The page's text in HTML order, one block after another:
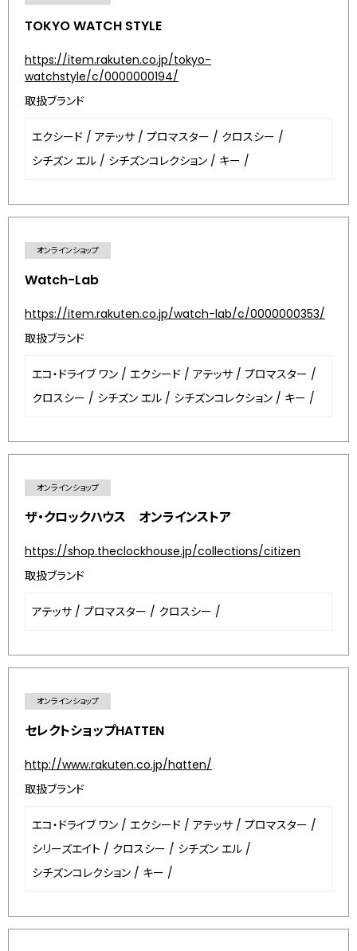
TOKYO WATCH STYLE
https://item.rakuten.co.jp/tokyo-
watchstyle/c/0000000194/
取扱ブランド
エクシード / アテッサ / プロマスター / クロスシー /
シチズン エル / シチズンコレクション / キー /
オンラインショップ
Watch-Lab
https://item.rakuten.co.jp/watch-lab/c/0000000353/
取扱ブランド
エコ・ドライブ ワン / エクシード / アテッサ / プロマスター /
クロスシー / シチズン エル / シチズンコレクション / キー /
オンラインショップ
ザ・クロックハウス オンラインストア
https://shop.theclockhouse.jp/collections/citizen
取扱ブランド
アテッサ / プロマスター / クロスシー /
オンラインショップ
セレクトショップHATTEN
http://www.rakuten.co.jp/hatten/
取扱ブランド
エコ・ドライブ ワン / エクシード / アテッサ / プロマスター /
シリーズエイト / クロスシー / シチズン エル /
シチズンコレクション / キー /